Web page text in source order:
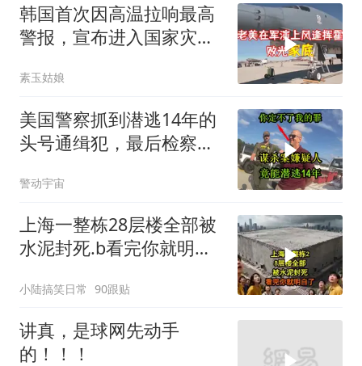
韩国首次因高温拉响最高
警报，宣布进入国家灾难
素玉姑娘
美国警察抓到潜逃14年的
头号通缉犯，最后检察官
警动宇宙
上海一整栋28层楼全部被
水泥封死.b看完你就明白
小陆搞笑日常 90跟贴
讲真，是球网先动手
的！！！